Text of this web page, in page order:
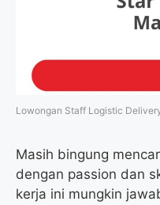
Lowongan Staff Logistic
Masih bingung
dengan passion dan
kerja ini mungkin